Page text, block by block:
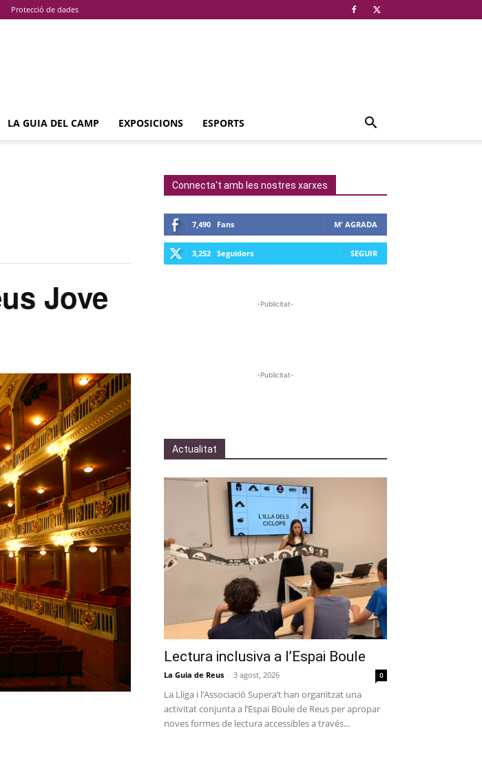
Protecció de dades
LA GUIA DEL CAMP EXPOSICIONS ESPORTS
Jove
Connecta't amb les nostres xarxes
7,490 Fans M' AGRADA
3,252 Seguidors SEGUIR
-Publicitat-
-Publicitat-
Actualitat
Lectura inclusiva a l’Espai Boule
La Guia de Reus - 3 agost, 2026 0
La Lliga i l’Associació Supera’t han organitzat una
activitat conjunta a l’Espai Boule de Reus per apropar
noves formes de lectura accessibles a través...